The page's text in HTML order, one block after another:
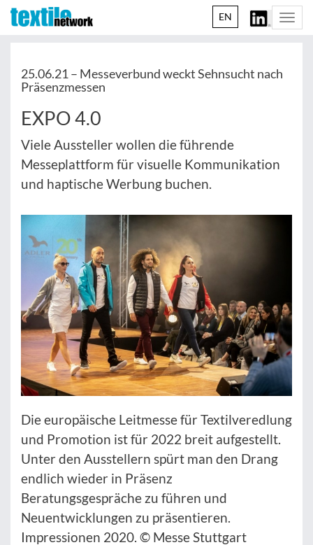
EN
25.06.21 – Messeverbund weckt Sehnsucht nach
Präsenzmessen
EXPO 4.0
Viele Aussteller wollen die führende
Messeplattform für visuelle Kommunikation
und haptische Werbung buchen.
Die europäische Leitmesse für Textilveredlung
und Promotion ist für 2022 breit aufgestellt.
Unter den Ausstellern spürt man den Drang
endlich wieder in Präsenz
Beratungsgespräche zu führen und
Neuentwicklungen zu präsentieren.
Impressionen 2020. © Messe Stuttgart